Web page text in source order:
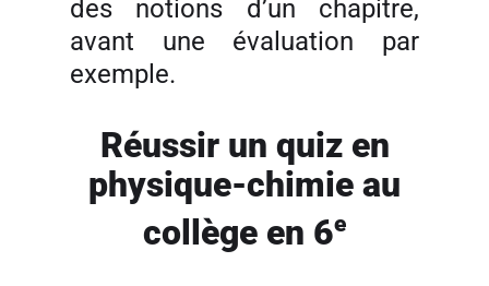
des notions d’un chapitre,
avant une évaluation par
exemple.
Réussir un quiz en
physique-chimie au
collège en 6e